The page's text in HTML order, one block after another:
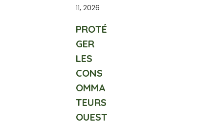
11, 2026
PROTÉ
GER
LES
CONS
OMMA
TEURS
OUEST